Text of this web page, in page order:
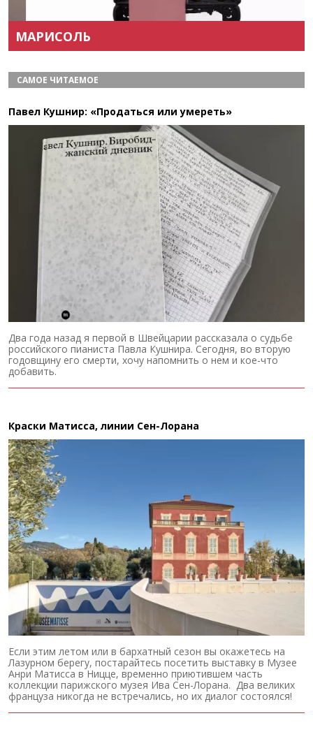
МАРИСОЛЬ
САМОЕ ЧИТАЕМОЕ
Павел Кушнир: «Продаться или умереть»
Два года назад я первой в Швейцарии рассказала о судьбе
российского пианиста Павла Кушнира. Сегодня, во вторую
годовщину его смерти, хочу напомнить о нем и кое-что
добавить.
Краски Матисса, линии Сен-Лорана
Если этим летом или в бархатный сезон вы окажетесь на
Лазурном берегу, постарайтесь посетить выставку в Музее
Анри Матисса в Ницце, временно приютившем часть
коллекции парижского музея Ива Сен-Лорана. Два великих
француза никогда не встречались, но их диалог состоялся!